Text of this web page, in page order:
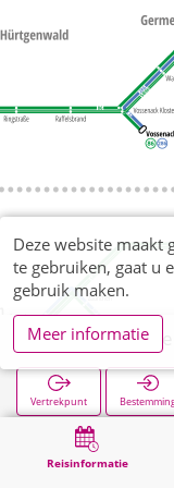
Reisinformatie
Vossenack
Vertrekpunt
Zoekopracht
Deze website maakt
te gebruiken, gaat u
gebruik maken.
Meer informatie